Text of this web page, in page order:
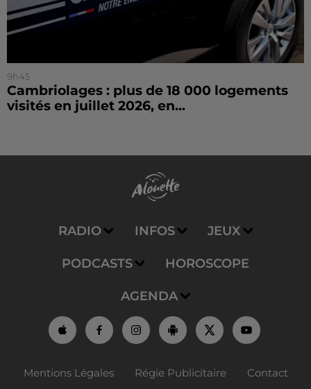
9h45
Cambriolages : plus de 18 000 logements
visités en juillet 2026, en...
RADIO INFOS JEUX
PODCASTS HOROSCOPE
AGENDA
Mentions Légales Régie Publicitaire Contact